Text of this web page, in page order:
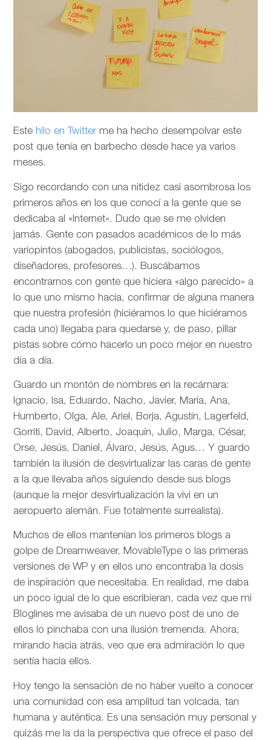
Este hilo en Twitterme ha hecho desempolvar este
post que tenía en barbecho desde hace ya varios
meses.
Sigo recordando con una nitidez casi asombrosa los
primeros años en los que conocí a la gente que se
dedicaba al «Internet». Dudo que se me olviden
jamás. Gente con pasados académicos de lo más
variopintos (abogados, publicistas, sociólogos,
diseñadores, profesores…). Buscábamos
encontrarnos con gente que hiciera «algo parecido» a
lo que uno mismo hacía, confirmar de alguna manera
que nuestra profesión (hiciéramos lo que hiciéramos
cada uno) llegaba para quedarse y, de paso, pillar
pistas sobre cómo hacerlo un poco mejor en nuestro
día a día.
Guardo un montón de nombres en la recámara:
Ignacio, Isa, Eduardo, Nacho, Javier, María, Ana,
Humberto, Olga, Ale, Ariel, Borja, Agustín, Lagerfeld,
Gorriti, David, Alberto, Joaquín, Julio, Marga, César,
Orse, Jesús, Daniel, Álvaro, Jesús, Agus… Y guardo
también la ilusión de desvirtualizar las caras de gente
a la que llevaba años siguiendo desde sus blogs
(aunque la mejor desvirtualización la vivi en un
aeropuerto alemán. Fue totalmente surrealista).
Muchos de ellos mantenían los primeros blogs a
golpe de Dreamweaver, MovableType o las primeras
versiones de WP y en ellos uno encontraba la dosis
de inspiración que necesitaba. En realidad, me daba
un poco igual de lo que escribieran, cada vez que mi
Bloglines me avisaba de un nuevo post de uno de
ellos lo pinchaba con una ilusión tremenda. Ahora,
mirando hacia atrás, veo que era admiración lo que
sentía hacia ellos.
Hoy tengo la sensación de no haber vuelto a conocer
una comunidad con esa amplitud tan volcada, tan
humana y auténtica. Es una sensación muy personal y
quizás me la da la perspectiva que ofrece el paso del